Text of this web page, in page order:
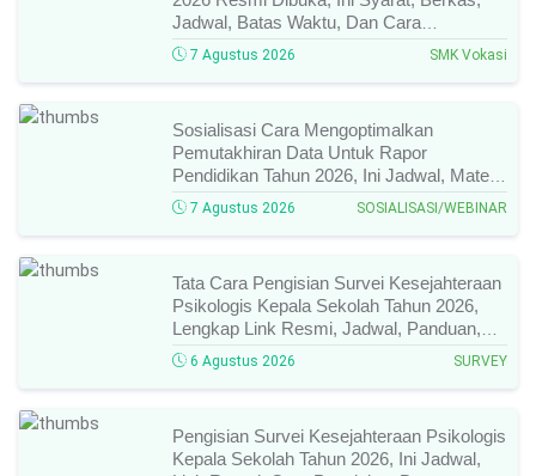
Jadwal, Batas Waktu, Dan Cara
Pendaftarannya!
7 Agustus 2026 SMK Vokasi
Sosialisasi Cara Mengoptimalkan
Pemutakhiran Data Untuk Rapor
Pendidikan Tahun 2026, Ini Jadwal, Materi,
Narasumber, Dan Link Mengikutinya!
7 Agustus 2026 SOSIALISASI/WEBINAR
Tata Cara Pengisian Survei Kesejahteraan
Psikologis Kepala Sekolah Tahun 2026,
Lengkap Link Resmi, Jadwal, Panduan,
Dan Hal Yang Wajib Diperhatikan!
6 Agustus 2026 SURVEY
Pengisian Survei Kesejahteraan Psikologis
Kepala Sekolah Tahun 2026, Ini Jadwal,